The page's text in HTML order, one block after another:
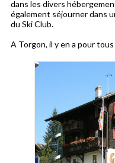
dans les divers
également séjourner dans
du Ski Club.
A Torgon, il y en a pour